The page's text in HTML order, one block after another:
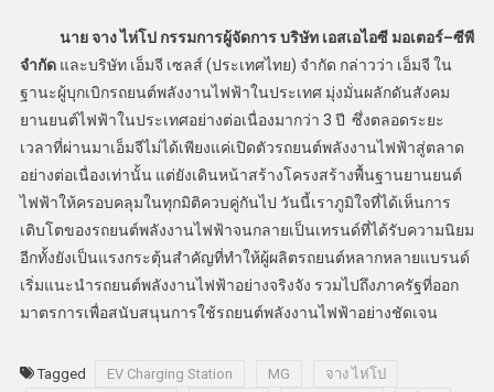
นาย จาง ไห่โป กรรมการผู้จัดการ บริษัท เอสเอไอซี มอเตอร์–ซีพี
จำกัดและบริษัท เอ็มจี เซลส์ (ประเทศไทย) จำกัด กล่าวว่า เอ็มจี ใน
ฐานะผู้บุกเบิกรถยนต์พลังงานไฟฟ้าในประเทศ มุ่งมั่นผลักดันสังคม
ยานยนต์ไฟฟ้าในประเทศอย่างต่อเนื่องมากว่า 3 ปี ซึ่งตลอดระยะ
เวลาที่ผ่านมาเอ็มจีไม่ได้เพียงแค่เปิดตัวรถยนต์พลังงานไฟฟ้าสู่ตลาด
อย่างต่อเนื่องเท่านั้น แต่ยังเดินหน้าสร้างโครงสร้างพื้นฐานยานยนต์
ไฟฟ้าให้ครอบคลุมในทุกมิติควบคู่กันไป วันนี้เราภูมิใจที่ได้เห็นการ
เติบโตของรถยนต์พลังงานไฟฟ้าจนกลายเป็นเทรนด์ที่ได้รับความนิยม
อีกทั้งยังเป็นแรงกระตุ้นสำคัญที่ทำให้ผู้ผลิตรถยนต์หลากหลายแบรนด์
เริ่มแนะนำรถยนต์พลังงานไฟฟ้าอย่างจริงจัง รวมไปถึงภาครัฐที่ออก
มาตรการเพื่อสนับสนุนการใช้รถยนต์พลังงานไฟฟ้าอย่างชัดเจน
Tagged EV Charging Station MG
จาง ไห่โป